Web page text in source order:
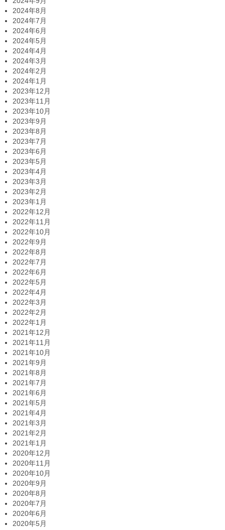
2024年8月
2024年7月
2024年6月
2024年5月
2024年4月
2024年3月
2024年2月
2024年1月
2023年12月
2023年11月
2023年10月
2023年9月
2023年8月
2023年7月
2023年6月
2023年5月
2023年4月
2023年3月
2023年2月
2023年1月
2022年12月
2022年11月
2022年10月
2022年9月
2022年8月
2022年7月
2022年6月
2022年5月
2022年4月
2022年3月
2022年2月
2022年1月
2021年12月
2021年11月
2021年10月
2021年9月
2021年8月
2021年7月
2021年6月
2021年5月
2021年4月
2021年3月
2021年2月
2021年1月
2020年12月
2020年11月
2020年10月
2020年9月
2020年8月
2020年7月
2020年6月
2020年5月